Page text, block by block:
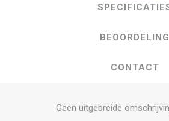
BEOORDELING
CONTACT
Geen uitgebreide